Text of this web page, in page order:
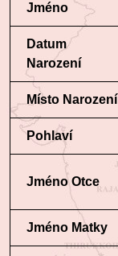
Jméno
Datum
Narození
Místo Narození
Pohlaví
Jméno Otce
Jméno Matky